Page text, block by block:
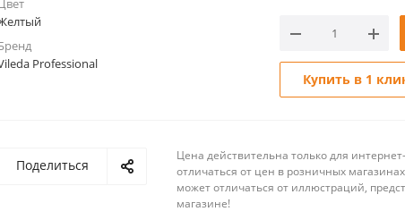
Professional
Купить в 1
Поделиться
Цена действительна только для
отличаться от цен в розничных
может отличаться от иллюстраций,
магазине!